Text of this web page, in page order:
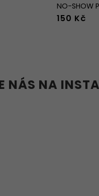
NO-SHOW
150 Kč
NÁS NA